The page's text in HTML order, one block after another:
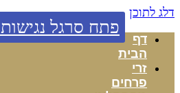
דלג לתוכן
דף
הבית
זרי
פרחים
פתח סרגל נגישות